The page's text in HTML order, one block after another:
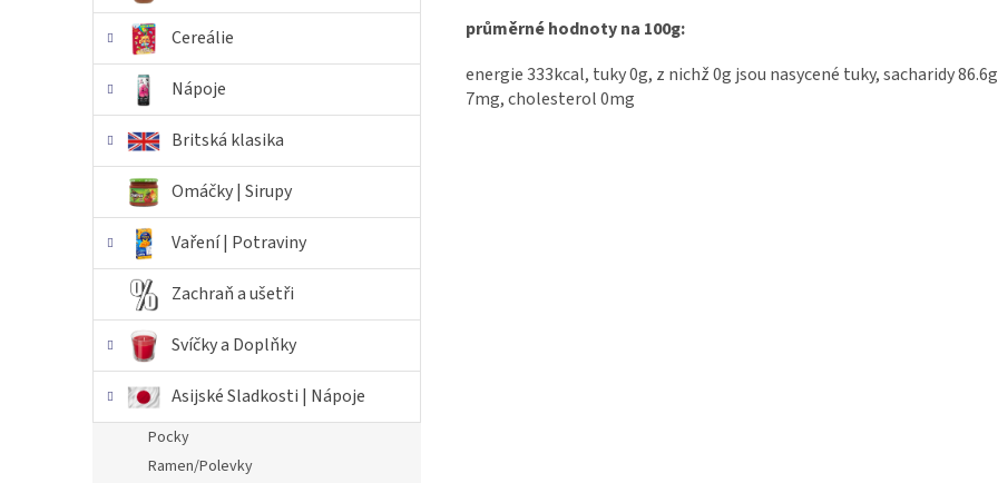
Cereálie
Nápoje
Britská klasika
Omáčky | Sirupy
Vaření | Potraviny
Zachraň a ušetři
Svíčky a Doplňky
Asijské Sladkosti | Nápoje
Pocky
Ramen/Polevky
průměrné hodnoty na 100g:
energie 333kcal, tuky 0g, z nichž 0g jsou nasycené tuky, sacharidy
7mg, cholesterol 0mg